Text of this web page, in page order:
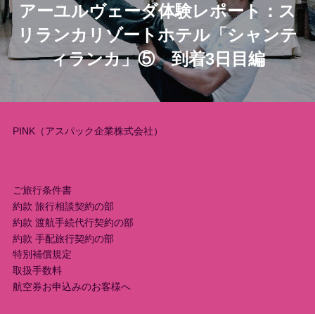
ナ
ビ
ー
シ
ン
アーユルヴェーダ体験レポート：ス
リランカリゾートホテル「シャンテ
ィランカ」⑤ 到着3日目編
PINK（アスパック企業株式会社）
ご旅行条件書
約款 旅行相談契約の部
約款 渡航手続代行契約の部
約款 手配旅行契約の部
特別補償規定
取扱手数料
航空券お申込みのお客様へ